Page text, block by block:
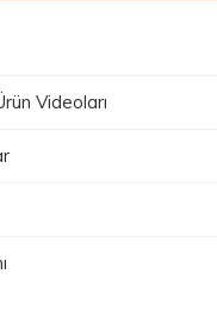
Videoları